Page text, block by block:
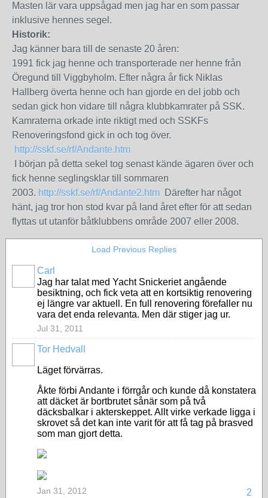
Masten lär vara uppsågad men jag har en som passar
inklusive hennes segel.
Historik:
Jag känner bara till de senaste 20 åren:
1991 fick jag henne och transporterade ner henne från
Öregund till Viggbyholm. Efter några år fick Niklas
Hallberg överta henne och han gjorde en del jobb och
sedan gick hon vidare till några klubbkamrater på SSK.
Kamraterna orkade inte riktigt med och SSKFs
Renoveringsfond gick in och tog över.
http://sskf.se/rf/Andante.htm
I början på detta sekel tog senast kände ägaren över och
fick henne seglingsklar till sommaren
2003. http://sskf.se/rf/Andante2.htm Därefter har något
hänt, jag tror hon stod kvar på land året efter för att sedan
flyttas ut utanför båtklubbens område 2007 eller 2008.
Load Previous Replies
Carl
Jag har talat med Yacht Snickeriet angående
besiktning, och fick veta att en kortsiktig renovering
ej längre var aktuell. En full renovering förefaller nu
vara det enda relevanta. Men där stiger jag ur.
Jul 31, 2011
Tor Hedvall
Läget förvärras.
Åkte förbi Andante i förrgår och kunde då konstatera
att däcket är bortbrutet sånär som på två
däcksbalkar i akterskeppet. Allt virke verkade ligga i
skrovet så det kan inte varit för att få tag på brasved
som man gjort detta.
2
Jan 31, 2012